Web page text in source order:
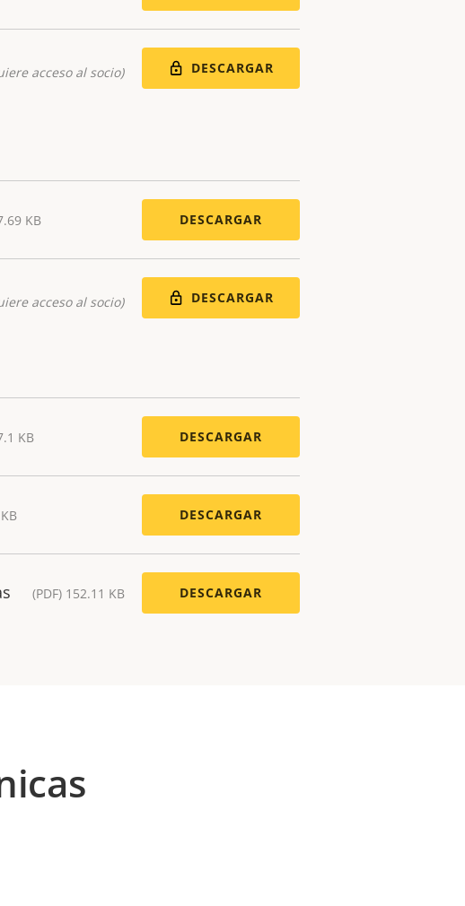
acceso al socio) DESCARGAR
KB DESCARGAR
acceso al socio) DESCARGAR
KB DESCARGAR
DESCARGAR
(PDF) 152.11 KB DESCARGAR